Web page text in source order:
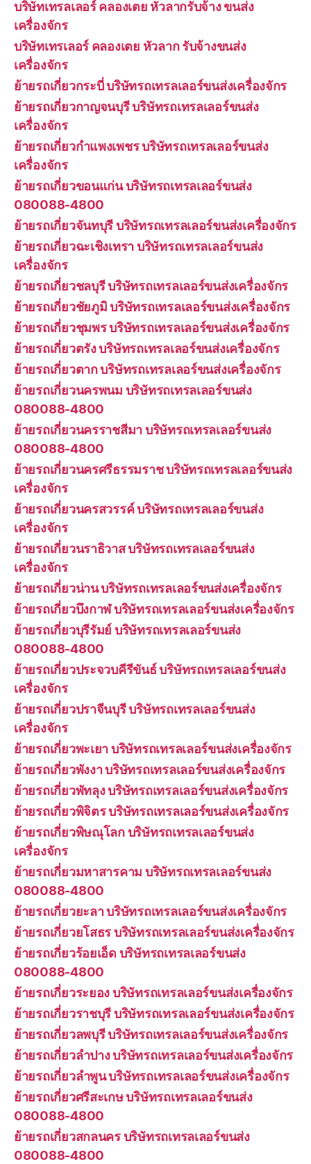
บริษัทเทรลเลอร์ คลองเตย หัวลากรับจ้าง ขนส่ง
เครื่องจักร
บริษัทเทรเลอร์ คลองเตย หัวลาก รับจ้างขนส่ง
เครื่องจักร
ย้ายรถเกี่ยวกระบี่ บริษัทรถเทรลเลอร์ขนส่งเครื่องจักร
ย้ายรถเกี่ยวกาญจนบุรี บริษัทรถเทรลเลอร์ขนส่ง
เครื่องจักร
ย้ายรถเกี่ยวกำแพงเพชร บริษัทรถเทรลเลอร์ขนส่ง
เครื่องจักร
ย้ายรถเกี่ยวขอนแก่น บริษัทรถเทรลเลอร์ขนส่ง
080088-4800
ย้ายรถเกี่ยวจันทบุรี บริษัทรถเทรลเลอร์ขนส่งเครื่องจักร
ย้ายรถเกี่ยวฉะเชิงเทรา บริษัทรถเทรลเลอร์ขนส่ง
เครื่องจักร
ย้ายรถเกี่ยวชลบุรี บริษัทรถเทรลเลอร์ขนส่งเครื่องจักร
ย้ายรถเกี่ยวชัยภูมิ บริษัทรถเทรลเลอร์ขนส่งเครื่องจักร
ย้ายรถเกี่ยวชุมพร บริษัทรถเทรลเลอร์ขนส่งเครื่องจักร
ย้ายรถเกี่ยวตรัง บริษัทรถเทรลเลอร์ขนส่งเครื่องจักร
ย้ายรถเกี่ยวตาก บริษัทรถเทรลเลอร์ขนส่งเครื่องจักร
ย้ายรถเกี่ยวนครพนม บริษัทรถเทรลเลอร์ขนส่ง
080088-4800
ย้ายรถเกี่ยวนครราชสีมา บริษัทรถเทรลเลอร์ขนส่ง
080088-4800
ย้ายรถเกี่ยวนครศรีธรรมราช บริษัทรถเทรลเลอร์ขนส่ง
เครื่องจักร
ย้ายรถเกี่ยวนครสวรรค์ บริษัทรถเทรลเลอร์ขนส่ง
เครื่องจักร
ย้ายรถเกี่ยวนราธิวาส บริษัทรถเทรลเลอร์ขนส่ง
เครื่องจักร
ย้ายรถเกี่ยวน่าน บริษัทรถเทรลเลอร์ขนส่งเครื่องจักร
ย้ายรถเกี่ยวบึงกาฬ บริษัทรถเทรลเลอร์ขนส่งเครื่องจักร
ย้ายรถเกี่ยวบุรีรัมย์ บริษัทรถเทรลเลอร์ขนส่ง
080088-4800
ย้ายรถเกี่ยวประจวบคีรีขันธ์ บริษัทรถเทรลเลอร์ขนส่ง
เครื่องจักร
ย้ายรถเกี่ยวปราจีนบุรี บริษัทรถเทรลเลอร์ขนส่ง
เครื่องจักร
ย้ายรถเกี่ยวพะเยา บริษัทรถเทรลเลอร์ขนส่งเครื่องจักร
ย้ายรถเกี่ยวพังงา บริษัทรถเทรลเลอร์ขนส่งเครื่องจักร
ย้ายรถเกี่ยวพัทลุง บริษัทรถเทรลเลอร์ขนส่งเครื่องจักร
ย้ายรถเกี่ยวพิจิตร บริษัทรถเทรลเลอร์ขนส่งเครื่องจักร
ย้ายรถเกี่ยวพิษณุโลก บริษัทรถเทรลเลอร์ขนส่ง
เครื่องจักร
ย้ายรถเกี่ยวมหาสารคาม บริษัทรถเทรลเลอร์ขนส่ง
080088-4800
ย้ายรถเกี่ยวยะลา บริษัทรถเทรลเลอร์ขนส่งเครื่องจักร
ย้ายรถเกี่ยวยโสธร บริษัทรถเทรลเลอร์ขนส่งเครื่องจักร
ย้ายรถเกี่ยวร้อยเอ็ด บริษัทรถเทรลเลอร์ขนส่ง
080088-4800
ย้ายรถเกี่ยวระยอง บริษัทรถเทรลเลอร์ขนส่งเครื่องจักร
ย้ายรถเกี่ยวราชบุรี บริษัทรถเทรลเลอร์ขนส่งเครื่องจักร
ย้ายรถเกี่ยวลพบุรี บริษัทรถเทรลเลอร์ขนส่งเครื่องจักร
ย้ายรถเกี่ยวลำปาง บริษัทรถเทรลเลอร์ขนส่งเครื่องจักร
ย้ายรถเกี่ยวลำพูน บริษัทรถเทรลเลอร์ขนส่งเครื่องจักร
ย้ายรถเกี่ยวศรีสะเกษ บริษัทรถเทรลเลอร์ขนส่ง
080088-4800
ย้ายรถเกี่ยวสกลนคร บริษัทรถเทรลเลอร์ขนส่ง
080088-4800